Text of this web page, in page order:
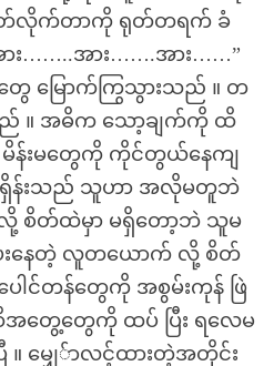
စုတ်လိုက်တာကို ရုတ်တရက် ခံ
……..အား…….အား……”
းတွေ မြောက်ကြွသွားသည် ။ တ
။ အဓိက သော့ချက်ကို ထိ
မိန်းမတွေကို ကိုင်တွယ်နေကျ
မိုးရှိန်းသည် သူဟာ အလိုမတူဘဲ
စိတ်ထဲမှာ မရှိတော့ဘဲ သူမ
းနေတဲ့ လူတယောက် လို့ စိတ်
ပေါင်တန်တွေကို အစွမ်းကုန် ဖြဲ
တွေ့တွေကို ထပ် ပြီး ရလေမ
။ မျှေ်ာလင့်ထားတဲ့အတိုင်း